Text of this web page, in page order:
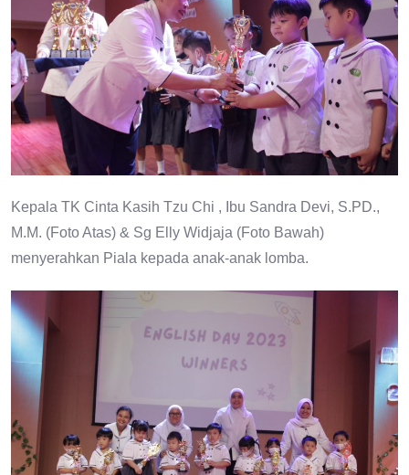
Kepala TK Cinta Kasih Tzu Chi , Ibu Sandra Devi, S.PD.,
M.M. (Foto Atas) & Sg Elly Widjaja (Foto Bawah)
menyerahkan Piala kepada anak-anak lomba.